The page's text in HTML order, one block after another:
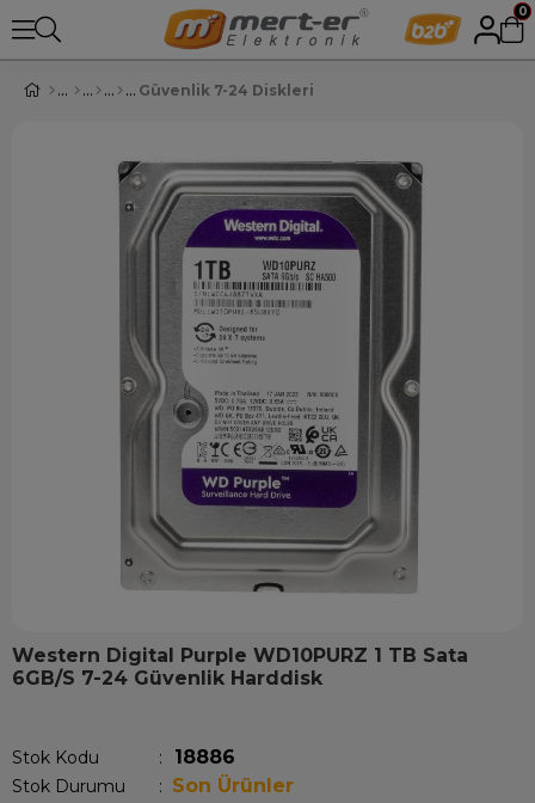
0
Güvenlik 7-24 Diskleri
Western Digital Purple WD10PURZ 1 TB Sata
6GB/S 7-24 Güvenlik Harddisk
Stok Kodu 18886
Stok Durumu : Son Ürünler